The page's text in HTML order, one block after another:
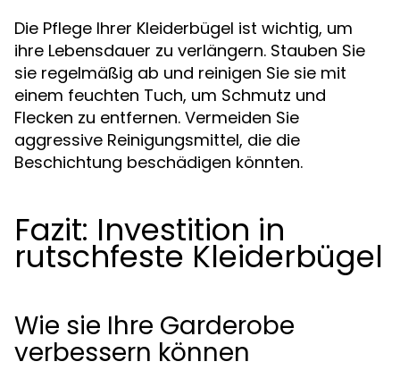
Die Pflege Ihrer Kleiderbügel ist wichtig, um
ihre Lebensdauer zu verlängern. Stauben Sie
sie regelmäßig ab und reinigen Sie sie mit
einem feuchten Tuch, um Schmutz und
Flecken zu entfernen. Vermeiden Sie
aggressive Reinigungsmittel, die die
Beschichtung beschädigen könnten.
Fazit: Investition in
rutschfeste Kleiderbügel
Wie sie Ihre Garderobe
verbessern können